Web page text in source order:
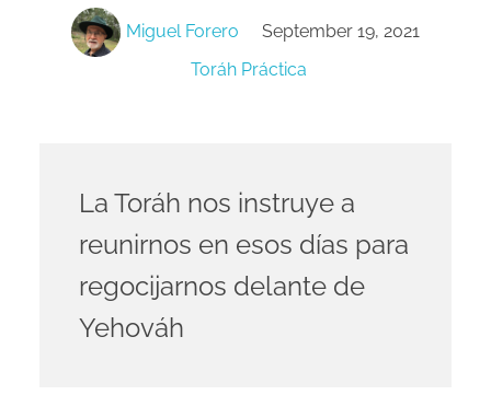
Miguel Forero
September 19, 2021
Toráh Práctica
La Toráh nos instruye a
reunirnos en esos días para
regocijarnos delante de
Yehováh